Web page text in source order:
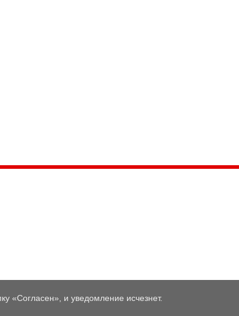
«Согласен», и уведомление исчезнет.